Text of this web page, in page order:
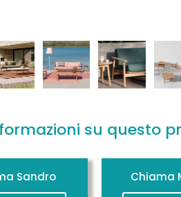
su questo
Sandro Chiama